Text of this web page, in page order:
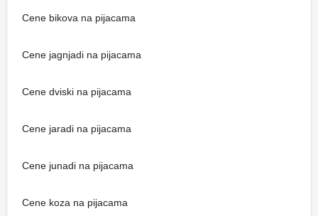
Cene bikova na pijacama
Cene jagnjadi na pijacama
Cene dviski na pijacama
Cene jaradi na pijacama
Cene junadi na pijacama
Cene koza na pijacama